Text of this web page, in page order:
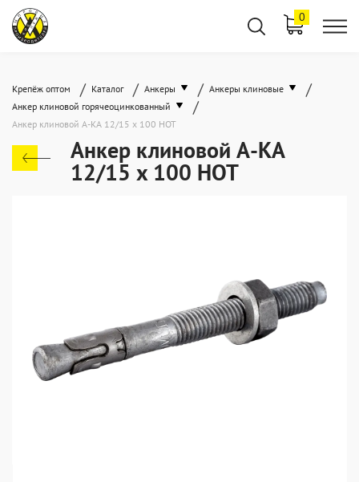
0
Крепёж оптом / Каталог / Анкеры / Анкеры клиновые /
Анкер клиновой горячеоцинкованный /
Анкер клиновой А-КА 12/15 x 100 HOT
Анкер клиновой А-КА
12/15 x 100 HOT